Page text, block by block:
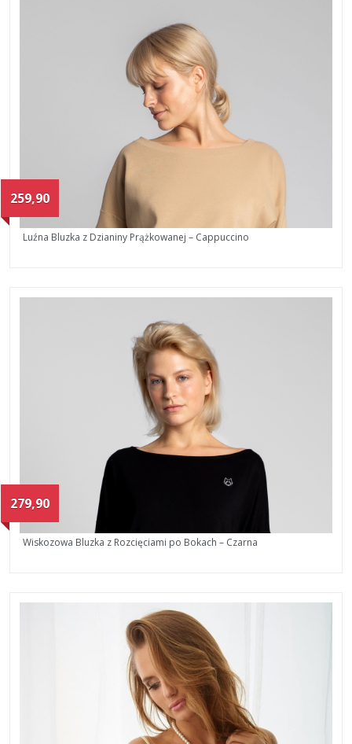
259,90
Luźna Bluzka z Dzianiny Prążkowanej – Cappuccino
279,90
Wiskozowa Bluzka z Rozcięciami po Bokach – Czarna